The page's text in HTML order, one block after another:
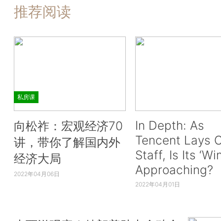
推荐阅读
私房课
向松祚：宏观经济70
讲，带你了解国内外
经济大局
2022年04月06日
In Depth: As
Tencent Lays
Staff, Is Its
Approaching?
2022年04月01日